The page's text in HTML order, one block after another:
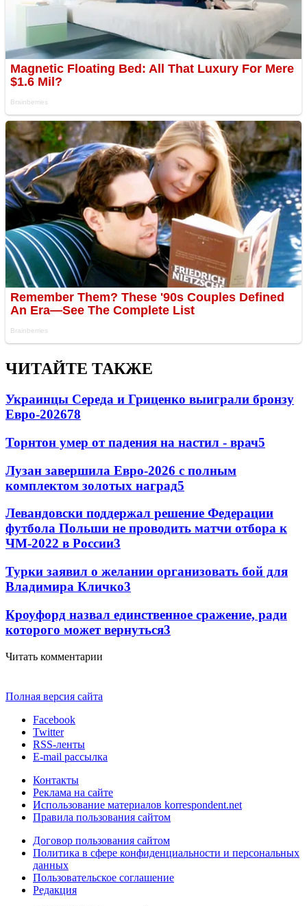
ЧИТАЙТЕ ТАКЖЕ
Украинцы Середа и Гриценко выиграли бронзу
Евро-202678
Торнтон умер от падения на настил - врач5
Лузан завершила Евро-2026 с полным
комплектом золотых наград5
Левандовски поддержал решение Федерации
футбола Польши не проводить матчи отбора к
ЧМ-2022 в России3
Турки заявил о желании организовать бой для
Владимира Кличко3
Кроуфорд назвал единственное сражение, ради
которого может вернуться3
Читать комментарии
Полная версия сайта
Facebook
Twitter
RSS-ленты
E-mail рассылка
Контакты
Реклама на сайте
Использование материалов korrespondent.net
Правила пользования сайтом
Договор пользования сайтом
Политика в сфере конфиденциальности и персональных
данных
Пользовательское соглашение
Редакция